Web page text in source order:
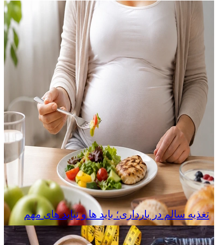
تغذیه سالم در بارداری؛ باید ها و نباید های مهم